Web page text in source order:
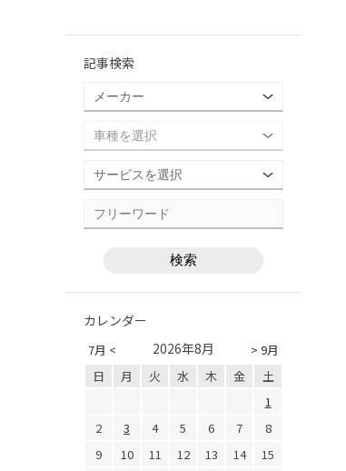
記事検索
カレンダー
7月 < > 9月
2026年8月
日 月 火 水 木 金
土
1
2
3 4 5 6 7
8
9
10 11 12 13 14
15